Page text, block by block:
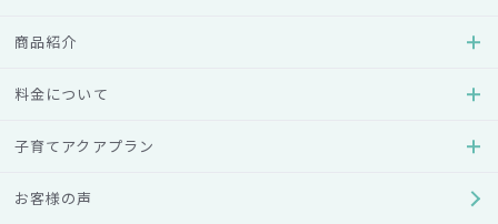
□賞品
で合計5,000名様）
内容： おやつカンパニーおやつセット、アクアクララチャプ
商品紹介
料金について
子育てアクアプラン
お客様の声